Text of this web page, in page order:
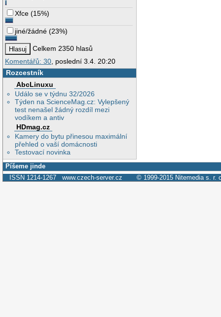
Xfce (15%)
jiné/žádné (23%)
Celkem 2350 hlasů
Komentářů: 30 , poslední 3.4. 20:20
Rozcestník
AbcLinuxu
Událo se v týdnu 32/2026
Týden na ScienceMag.cz: Vylepšený
test nenašel žádný rozdíl mezi
vodíkem a antiv
HDmag.cz
Kamery do bytu přinesou maximální
přehled o vaší domácnosti
Testovací novinka
Píšeme jinde
ISSN 1214-1267 www.czech-server.cz © 1999-2015 Nitemedia s. r.